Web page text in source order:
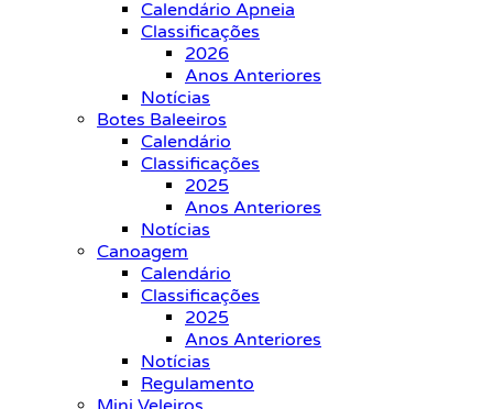
Calendário Apneia
Classificações
2026
Anos Anteriores
Notícias
Botes Baleeiros
Calendário
Classificações
2025
Anos Anteriores
Notícias
Canoagem
Calendário
Classificações
2025
Anos Anteriores
Notícias
Regulamento